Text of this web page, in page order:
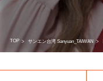
TOP > サンエン台湾 Sanyuan_TAIWAN >